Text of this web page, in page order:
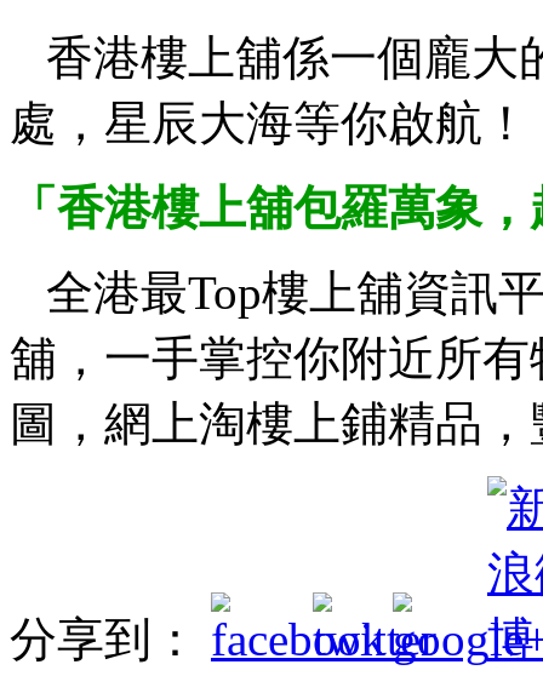
香港樓上舖係一個龐大
處，星辰大海等你啟航！
「香港樓上舖包羅萬象
全港最Top樓上舖資訊
舖，一手掌控你附近所
圖，網上淘樓上鋪精品
分享到：